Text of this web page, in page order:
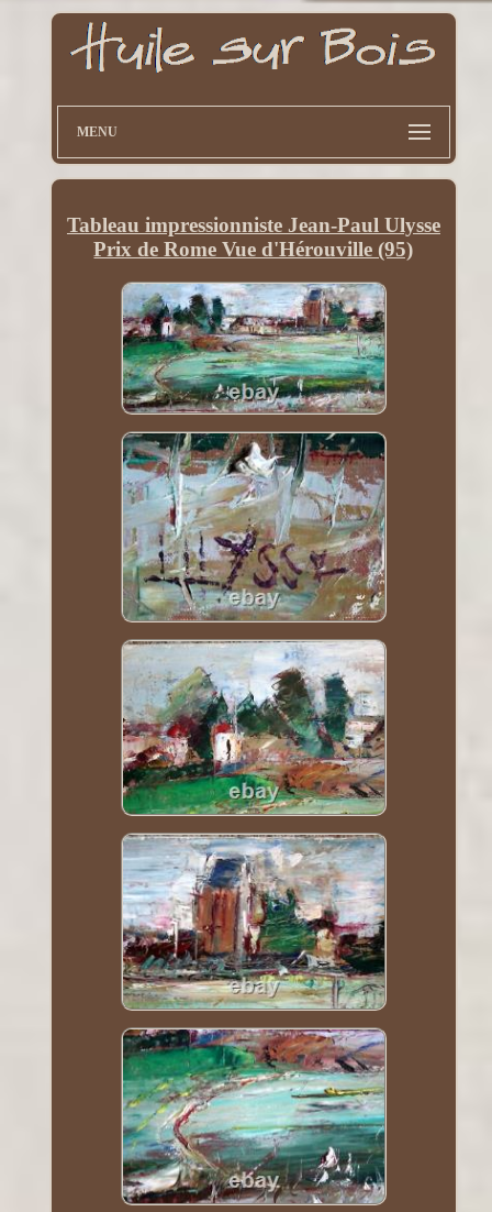
MENU
Tableau impressionniste Jean-Paul Ulysse
Prix de Rome Vue d'Hérouville (95)